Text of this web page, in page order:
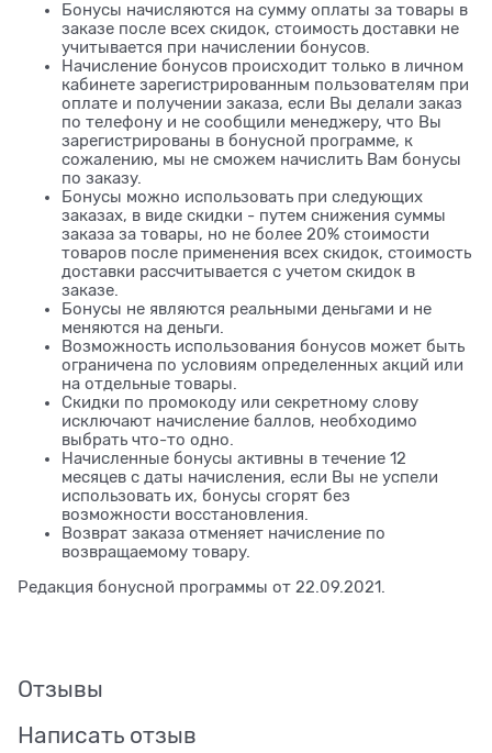
Бонусы начисляются на сумму оплаты за товары в
заказе после всех скидок, стоимость доставки не
учитывается при начислении бонусов.
Начисление бонусов происходит только в личном
кабинете зарегистрированным пользователям при
оплате и получении заказа, если Вы делали заказ
по телефону и не сообщили менеджеру, что Вы
зарегистрированы в бонусной программе, к
сожалению, мы не сможем начислить Вам бонусы
по заказу.
Бонусы можно использовать при следующих
заказах, в виде скидки - путем снижения суммы
заказа за товары, но не более 20% стоимости
товаров после применения всех скидок, стоимость
доставки рассчитывается с учетом скидок в
заказе.
Бонусы не являются реальными деньгами и не
меняются на деньги.
Возможность использования бонусов может быть
ограничена по условиям определенных акций или
на отдельные товары.
Скидки по промокоду или секретному слову
исключают начисление баллов, необходимо
выбрать что-то одно.
Начисленные бонусы активны в течение 12
месяцев с даты начисления, если Вы не успели
использовать их, бонусы сгорят без
возможности восстановления.
Возврат заказа отменяет начисление по
возвращаемому товару.
Редакция бонусной программы от 22.09.2021.
Отзывы
Написать отзыв